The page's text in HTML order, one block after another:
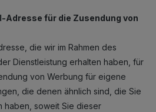
Adresse für die Zusendung von
die wir im Rahmen des
Dienstleistung erhalten haben, für
von Werbung für eigene
die denen ähnlich sind, die Sie
haben, soweit Sie dieser